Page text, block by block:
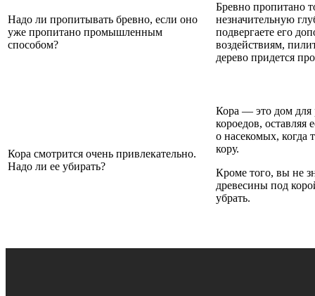
Надо ли пропитывать бревно, если оно
уже пропитано промышленным
способом?
Бревно пропитано
незначительную
подвергаете его
воздействиям,
дерево придется
Кора смотрится очень привлекательно.
Надо ли ее убирать?
Кора — это дом для
короедов, оставляя
о насекомых, когда
кору.
Кроме того, вы не
древесины под
убрать.